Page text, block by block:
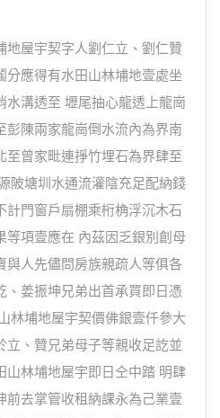
地屋宇契字人劉仁立、劉仁贊
分應得有水田山林埔地壹處坐
水溝透至 壢尾抽心龍透上龍崗
彭陳兩家龍崗倒水流內為界南
至曾家毗連掙竹埋石為界肆至
陂塘圳水通流灌陰充足配納錢
計門窗戶扇棚乘桁桷浮沉木石
等項壹應在 內茲因乏銀別創母
與人先儘問房族親疏人等俱各
、姜振坤兄弟出首承買即日憑
林埔地屋宇契價佛銀壹仟參大
立、贊兄弟母子等親收足訖並
山林埔地屋宇即日仝中踏 明肆
前去掌管收租納課永為己業壹